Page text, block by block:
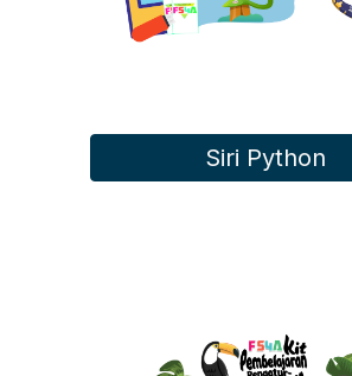
Siri Python